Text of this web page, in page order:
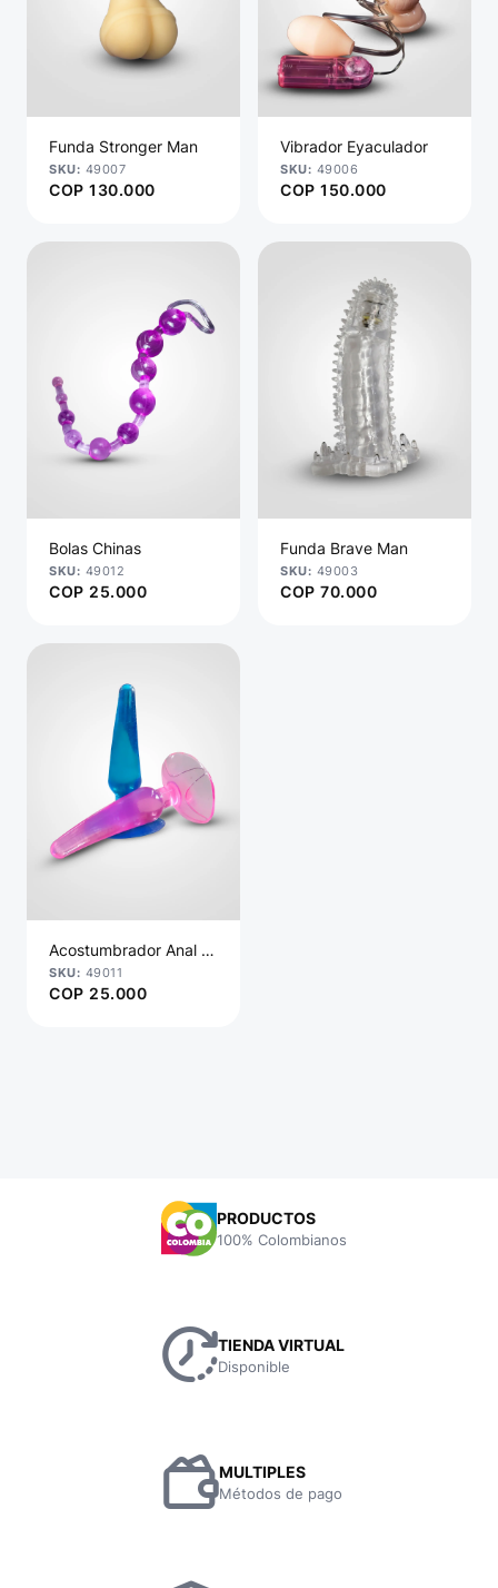
Funda Stronger Man
49007
COP 130.000
Vibrador Eyaculador
49006
COP 150.000
Bolas Chinas
49012
COP 25.000
Funda Brave Man
49003
COP 70.000
Acostumbrador Anal B...
49011
COP 25.000
PRODUCTOS
100% Colombianos
TIENDA VIRTUAL
Disponible
MULTIPLES
Métodos de pago